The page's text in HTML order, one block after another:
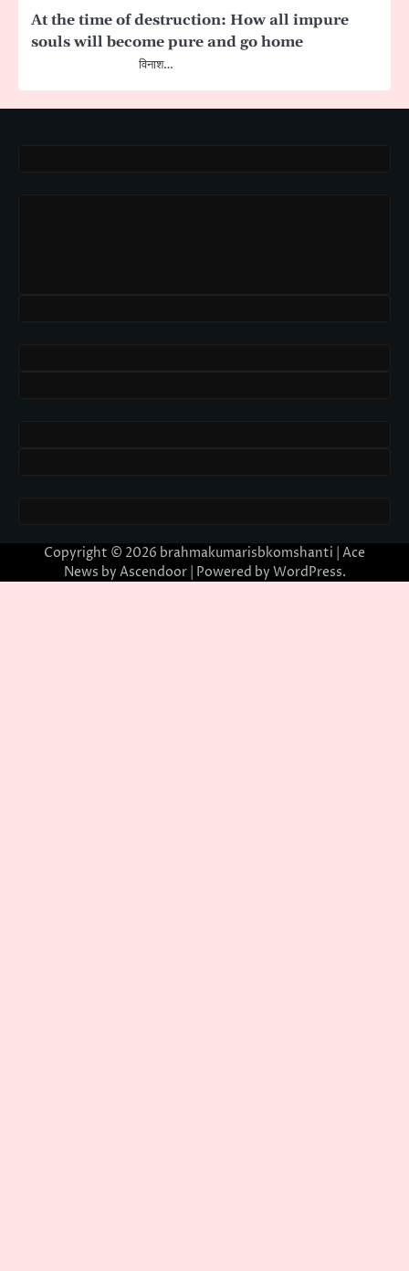
At the time of destruction: How all impure
souls will become pure and go home
विनाश…
Copyright © 2026 brahmakumarisbkomshanti | Ace
News by Ascendoor| Powered by WordPress.